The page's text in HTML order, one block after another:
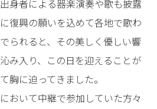
身者による器楽演奏や歌も披露
復興の願いを込めて各地で歌わ
られると、その美しく優しい響
み入り、この日を迎えることが
胸に迫ってきました。
おいて中継で参加していた方々